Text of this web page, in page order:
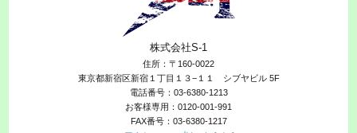
株式会社S-1
住所：〒160-0022
東京都新宿区新宿１丁目１３−１１ シブヤビル 5F
電話番号：03-6380-1213
お客様専用：0120-001-991
FAX番号：03-6380-1217